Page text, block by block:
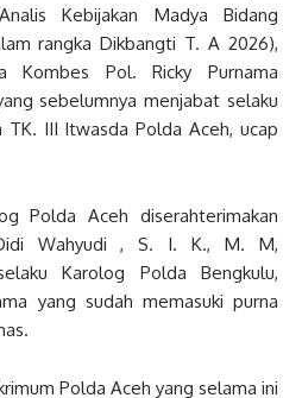
Kebijakan Madya Bidang
rangka Dikbangti T. A 2026),
Kombes Pol. Ricky Purnama
sebelumnya menjabat selaku
III Itwasda Polda Aceh, ucap
Polda Aceh diserahterimakan
Wahyudi , S. I. K., M. M,
Karolog Polda Bengkulu,
yang sudah memasuki purna
Polda Aceh yang selama ini